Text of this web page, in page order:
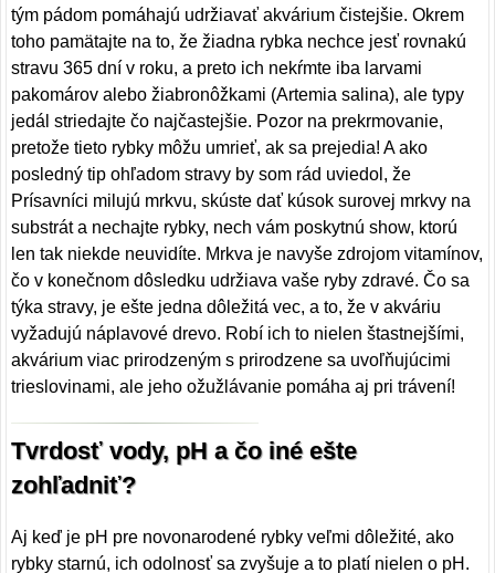
tým pádom pomáhajú udržiavať akvárium čistejšie. Okrem
toho pamätajte na to, že žiadna rybka nechce jesť rovnakú
stravu 365 dní v roku, a preto ich nekŕmte iba larvami
pakomárov alebo žiabronôžkami (Artemia salina), ale typy
jedál striedajte čo najčastejšie. Pozor na prekrmovanie,
pretože tieto rybky môžu umrieť, ak sa prejedia! A ako
posledný tip ohľadom stravy by som rád uviedol, že
Prísavníci milujú mrkvu, skúste dať kúsok surovej mrkvy na
substrát a nechajte rybky, nech vám poskytnú show, ktorú
len tak niekde neuvidíte. Mrkva je navyše zdrojom vitamínov,
čo v konečnom dôsledku udržiava vaše ryby zdravé. Čo sa
týka stravy, je ešte jedna dôležitá vec, a to, že v akváriu
vyžadujú náplavové drevo. Robí ich to nielen štastnejšími,
akvárium viac prirodzeným s prirodzene sa uvoľňujúcimi
trieslovinami, ale jeho ožužlávanie pomáha aj pri trávení!
Tvrdosť vody, pH a čo iné ešte
zohľadniť?
Aj keď je pH pre novonarodené rybky veľmi dôležité, ako
rybky starnú, ich odolnosť sa zvyšuje a to platí nielen o pH.